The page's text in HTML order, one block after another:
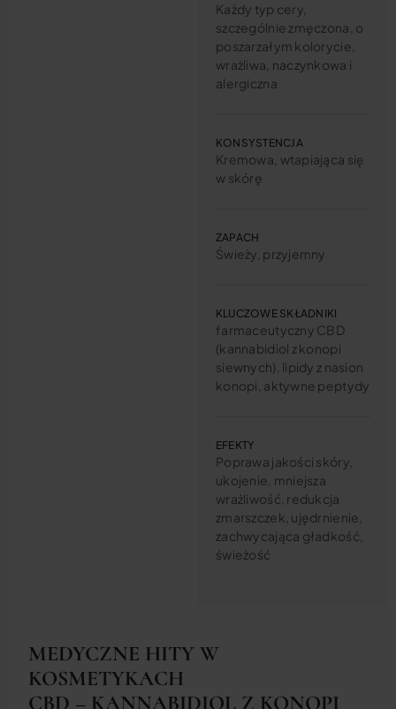
Każdy typ cery,
szczególnie zmęczona, o
poszarzałym kolorycie,
wrażliwa, naczynkowa i
alergiczna
KONSYSTENCJA
Kremowa, wtapiająca się
w skórę
ZAPACH
Świeży, przyjemny
KLUCZOWE SKŁADNIKI
farmaceutyczny CBD
(kannabidiol z konopi
siewnych), lipidy z nasion
konopi, aktywne peptydy
EFEKTY
Poprawa jakości skóry,
ukojenie, mniejsza
wrażliwość, redukcja
zmarszczek, ujędrnienie,
zachwycająca gładkość,
świeżość
MEDYCZNE HITY W
KOSMETYKACH
CBD – KANNABIDIOL Z KONOPI